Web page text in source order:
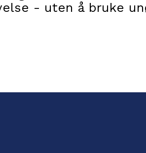
- uten å bruke